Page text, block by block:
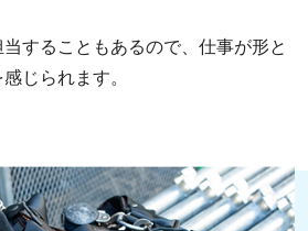
することもあるので、仕事が形と
じられます。